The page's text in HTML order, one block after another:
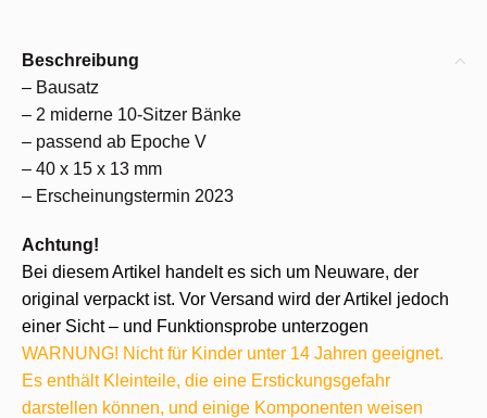
Beschreibung
– Bausatz
– 2 miderne 10-Sitzer Bänke
– passend ab Epoche V
– 40 x 15 x 13 mm
– Erscheinungstermin 2023
Achtung!
Bei diesem Artikel handelt es sich um Neuware, der
original verpackt ist. Vor Versand wird der Artikel jedoch
einer Sicht – und Funktionsprobe unterzogen
WARNUNG! Nicht für Kinder unter 14 Jahren geeignet.
Es enthält Kleinteile, die eine Erstickungsgefahr
darstellen können, und einige Komponenten weisen